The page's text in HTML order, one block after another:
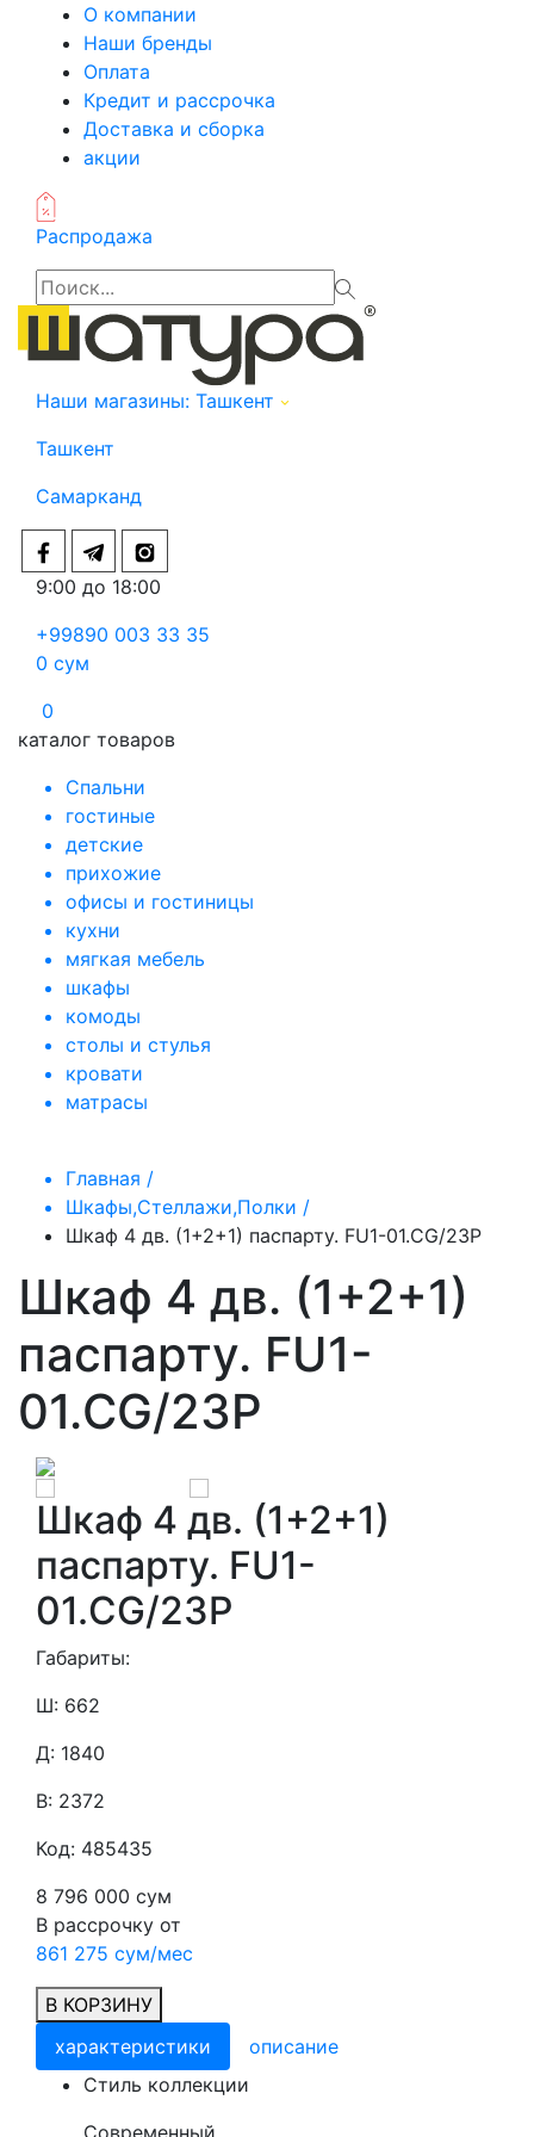
О компании
Наши бренды
Оплата
Кредит и рассрочка
Доставка и сборка
акции
Распродажа
Наши магазины: Ташкент
Ташкент
Самарканд
9:00 до 18:00
+99890 003 33 35
0 сум
0
каталог товаров
Спальни
гостиные
детские
прихожие
офисы и гостиницы
кухни
мягкая мебель
шкафы
комоды
столы и стулья
кровати
матрасы
Главная /
Шкафы,Стеллажи,Полки /
Шкаф 4 дв. (1+2+1) паспарту. FU1-01.CG/23P
Шкаф 4 дв. (1+2+1)
паспарту. FU1-
01.CG/23P
Шкаф 4 дв. (1+2+1)
паспарту. FU1-
01.CG/23P
Габариты:
Ш: 662
Д: 1840
В: 2372
Код: 485435
8 796 000 сум
В рассрочку от
861 275 сум/мес
В КОРЗИНУ
характеристики
описание
Cтиль коллекции